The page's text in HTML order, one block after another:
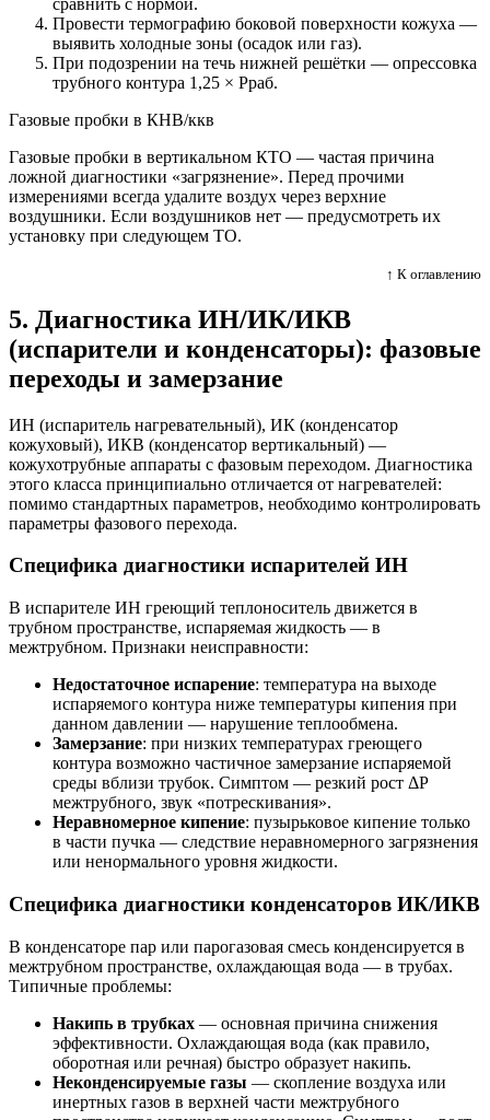
Провести термографию боковой поверхности кожуха —
выявить холодные зоны (осадок или газ).
При подозрении на течь нижней решётки — опрессовка
трубного контура 1,25 × Рраб.
Газовые пробки в КНВ/ккв
Газовые пробки в вертикальном КТО — частая причина
ложной диагностики «загрязнение». Перед прочими
измерениями всегда удалите воздух через верхние
воздушники. Если воздушников нет — предусмотреть их
установку при следующем ТО.
↑ К оглавлению
5. Диагностика ИН/ИК/ИКВ
(испарители и конденсаторы): фазовые
переходы и замерзание
ИН (испаритель нагревательный), ИК (конденсатор
кожуховый), ИКВ (конденсатор вертикальный) —
кожухотрубные аппараты с фазовым переходом. Диагностика
этого класса принципиально отличается от нагревателей:
помимо стандартных параметров, необходимо контролировать
параметры фазового перехода.
Специфика диагностики испарителей ИН
В испарителе ИН греющий теплоноситель движется в
трубном пространстве, испаряемая жидкость — в
межтрубном. Признаки неисправности:
Недостаточное испарение: температура на выходе
испаряемого контура ниже температуры кипения при
данном давлении — нарушение теплообмена.
Замерзание: при низких температурах греющего
контура возможно частичное замерзание испаряемой
среды вблизи трубок. Симптом — резкий рост ΔP
межтрубного, звук «потрескивания».
Неравномерное кипение: пузырьковое кипение только
в части пучка — следствие неравномерного загрязнения
или ненормального уровня жидкости.
Специфика диагностики конденсаторов ИК/ИКВ
В конденсаторе пар или парогазовая смесь конденсируется в
межтрубном пространстве, охлаждающая вода — в трубах.
Типичные проблемы:
Накипь в трубках — основная причина снижения
эффективности. Охлаждающая вода (как правило,
оборотная или речная) быстро образует накипь.
Неконденсируемые газы — скопление воздуха или
инертных газов в верхней части межтрубного